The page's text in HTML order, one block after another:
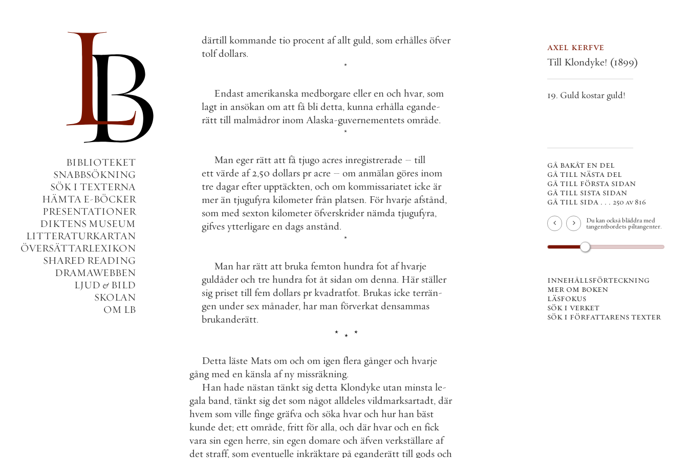
BIBLIOTEKET
SNABBSÖKNING
SÖK I TEXTERNA
HÄMTA E-BÖCKER
PRESENTATIONER
DIKTENS MUSEUM
LITTERATURKARTAN
ÖVERSÄTTARLEXIKON
SHARED READING
DRAMAWEBBEN
LJUD & BILD
SKOLAN
OM LB
därtill kommande tio procent af allt guld, som erhålles öfver
tolf dollars.
*
Endast amerikanska medborgare eller en och hvar, som
lagt in ansökan om att få bli detta, kunna erhålla egande-
rätt till malmådror inom Alaska-guvernementets område.
*
Man eger rätt att få tjugo acres inregistrerade – till
ett värde af 2,50 dollars pr acre – om anmälan göres inom
tre dagar efter upptäckten, och om kommissariatet icke är
mer än tjugufyra kilometer från platsen. För hvarje afstånd,
som med sexton kilometer öfverskrider nämda tjugufyra,
gifves ytterligare en dags anstånd.
*
Man har rätt att bruka femton hundra fot af hvarje
guldåder och tre hundra fot åt sidan om denna. Här ställer
sig priset till fem dollars pr kvadratfot. Brukas icke terrän-
gen under sex månader, har man förverkat densammas
brukanderätt.
Detta läste Mats om och om igen flera gånger och hvarje
gång med en känsla af ny missräkning.
Han hade nästan tänkt sig detta Klondyke utan minsta le-
gala band, tänkt sig det som något alldeles vildmarksartadt, där
hvem som ville finge gräfva och söka hvar och hur han bäst
kunde det; ett område, fritt för alla, och där hvar och en fick
vara sin egen herre, sin egen domare och äfven verkställare af
det straff, som eventuelle inkräktare på eganderätt till gods och
axel kerfve
Till Klondyke! (1899)
19. Guld kostar guld!
gå bakåt en del
gå till nästa del
gå till första sidan
gå till sista sidan
gå till sida . . . 250 av 816
Du kan också bläddra med
tangentbordets piltangenter.
innehållsförteckning
mer om boken
läsfokus
sök i verket
sök i författarens texter